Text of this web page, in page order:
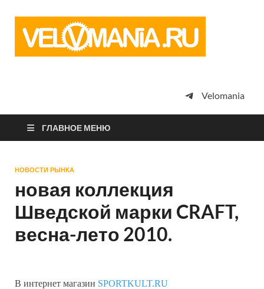
просто
Velomania
ГЛАВНОЕ МЕНЮ
НОВОСТИ РЫНКА
новая коллекция
Шведской марки CRAFT,
весна-лето 2010.
В интернет магазин SPORTKULT.RU